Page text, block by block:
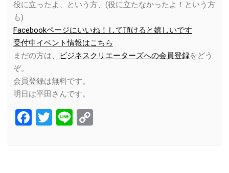
役に立ったよ、という方、(役に立たなかったよ！という方
も)
Facebookページにいいね！して頂けると嬉しいです
受付中イベント情報はこちら
まだの方は、
ビジネスクリエーターズへの会員登録をどう
ぞ。
会員登録は無料です。
明日は平田さんです。
Facebook
Twitter
Line